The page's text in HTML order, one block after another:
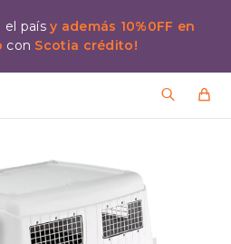
el paísy además 10%0FF en
con Scotia crédito!